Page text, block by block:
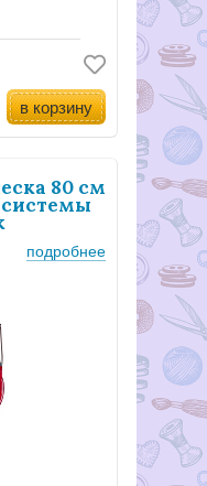
в корзину
80 см
системы
подробнее